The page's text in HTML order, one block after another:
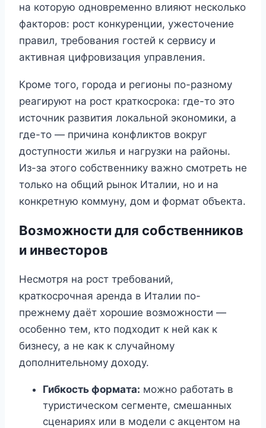
на которую одновременно влияют несколько
факторов: рост конкуренции, ужесточение
правил, требования гостей к сервису и
активная цифровизация управления.
Кроме того, города и регионы по-разному
реагируют на рост краткосрока: где-то это
источник развития локальной экономики, а
где-то — причина конфликтов вокруг
доступности жилья и нагрузки на районы.
Из-за этого собственнику важно смотреть не
только на общий рынок Италии, но и на
конкретную коммуну, дом и формат объекта.
Возможности для собственников
и инвесторов
Несмотря на рост требований,
краткосрочная аренда в Италии по-
прежнему даёт хорошие возможности —
особенно тем, кто подходит к ней как к
бизнесу, а не как к случайному
дополнительному доходу.
Гибкость формата: можно работать в
туристическом сегменте, смешанных
сценариях или в модели с акцентом на